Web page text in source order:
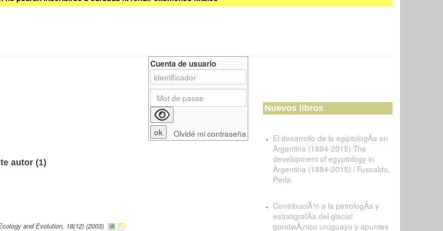
autor (1)
and Evolution, 18(12) (2003)
Cuenta de usuario
Olvidé mi contraseña
Nuevos libros
El desarrollo de la egiptologÃ­a en
Argentina (1884-2015) The
development of egyptology in
Argentina (1884-2015) / Fuscaldo,
Perla
ContribuciÃ³n a la petrologÃ­a y
estratigrafÃ­a del glacial
gondwÃ¡nico uruguayo y apuntes